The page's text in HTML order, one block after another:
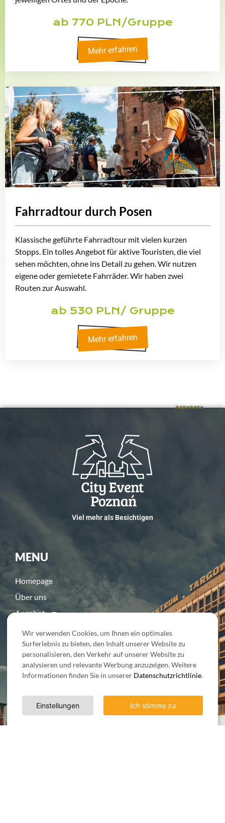
ab 770 PLN/Gruppe
Mehr erfahren
Fahrradtour durch Posen
Klassische geführte Fahrradtour mit vielen kurzen
Stopps. Ein tolles Angebot für aktive Touristen, die viel
sehen möchten, ohne ins Detail zu gehen. Wir nutzen
eigene oder gemietete Fahrräder. Wir haben zwei
Routen zur Auswahl.
ab 530 PLN/ Gruppe
Mehr erfahren
Viel mehr als Besichtigen
MENU
Homepage
Über uns
Angebot
Kontakt
HABEN SIE FRAGEN?
Wir verwenden Cookies, um Ihnen ein optimales
Surferlebnis zu bieten, den Inhalt unserer Website zu
personalisieren, den Verkehr auf unserer Website zu
analysieren und relevante Werbung anzuzeigen. Weitere
Informationen finden Sie in unserer Datenschutzrichtlinie.
Ich stimme zu
Einstellungen